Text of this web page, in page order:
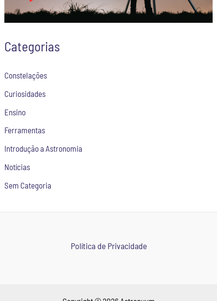
Categorias
Constelações
Curiosidades
Ensino
Ferramentas
Introdução a Astronomia
Notícias
Sem Categoria
Política de Privacidade